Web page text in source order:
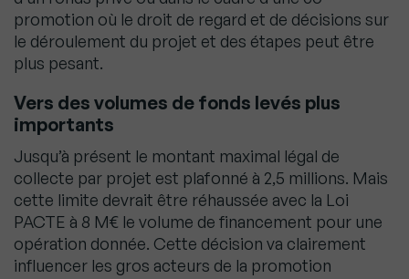
promotion où le droit de regard et de décisions sur
le déroulement du projet et des étapes peut être
plus pesant.
Vers des volumes de fonds levés plus
importants
Jusqu’à présent le montant maximal légal de
collecte par projet est plafonné à 2,5 millions. Mais
cette limite devrait être réhaussée avec la Loi
PACTE à 8 M€ le volume de financement pour une
opération donnée. Cette décision va clairement
influencer les gros acteurs de la promotion